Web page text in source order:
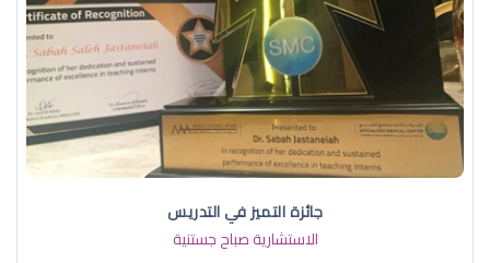
جائزة التميز في التدريس
الاستشارية صباح جستنية